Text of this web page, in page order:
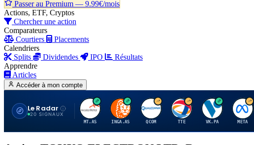
Passer au Premium — 9.99€/mois
Actions, ETF, Cryptos
Chercher une action
Comparateurs
Courtiers
Placements
Calendriers
Splits
Dividendes IPO
Résultats
Apprendre
Articles
Accéder à mon compte
Le Radar
20 SIGNAUX
A
MT.AS
I
INGA.AS
Q
QCOM
T
TTE
V
VK.PA
M
META